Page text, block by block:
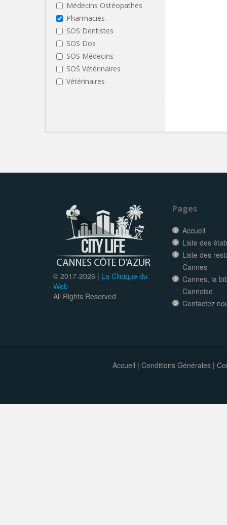
Médecins Ostéopathes
Pharmacies
SOS Dentistes
SOS Dos
SOS Médecins
SOS Vétérinaires
Vétérinaires
© 2017-2026 | La Clinique du
Web
All Rights Reserved
Pages
Accueil
Liste des
Liste des
Cannes
Cannes, la
Cannoise
Contactez
Accueil | Conditions Générales|